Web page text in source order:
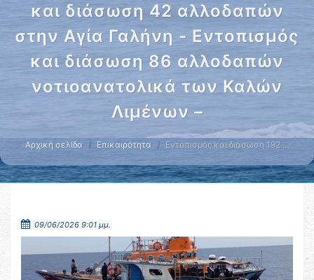
και διάσωση 42 αλλοδαπών
στην Αγία Γαλήνη - Εντοπισμός
και διάσωση 86 αλλοδαπών
νοτιοανατολικά των Καλών
Λιμένων –
Αρχική σελίδα Επικαιρότητα Εντοπισμός και διάσωση 192 …
09/06/2026 9:01 μμ.